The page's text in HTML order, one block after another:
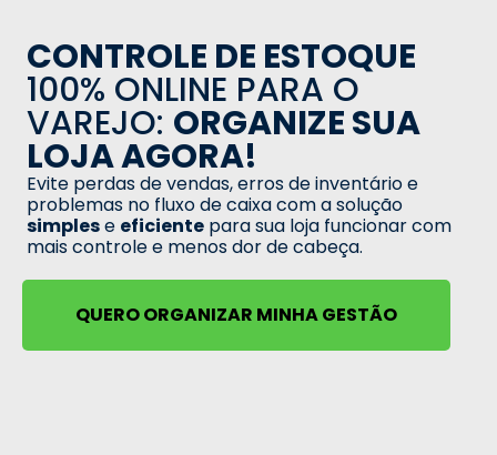
CONTROLE DE ESTOQUE
100% ONLINE PARA O
VAREJO: ORGANIZE SUA
LOJA AGORA!
Evite perdas de vendas, erros de inventário e
problemas no fluxo de caixa com a solução
simplese eficiente para sua loja funcionar com
mais controle e menos dor de cabeça.
QUERO ORGANIZAR MINHA GESTÃO